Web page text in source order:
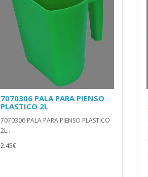
7070306 PALA PARA PIENSO
PLASTICO 2L
7070306 PALA PARA PIENSO PLASTICO
2L..
2.45€